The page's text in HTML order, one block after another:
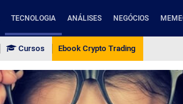
TECNOLOGIA ANÁLISES NEGÓCIOS
Cursos Ebook Crypto Trading